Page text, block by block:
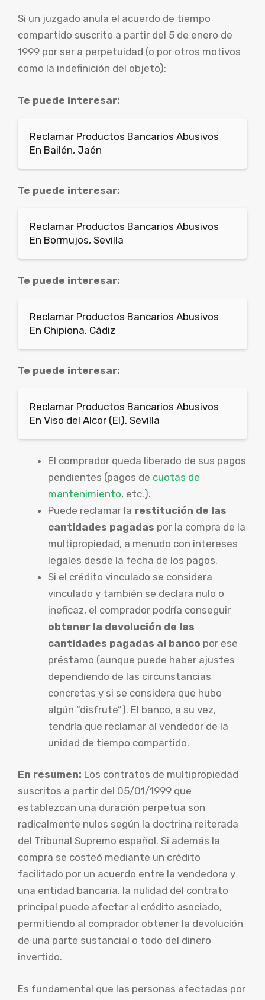
Si un juzgado anula el acuerdo de tiempo
compartido suscrito a partir del 5 de enero de
1999 por ser a perpetuidad (o por otros motivos
como la indefinición del objeto):
Te puede interesar:
Reclamar Productos Bancarios Abusivos
En Bailén, Jaén
Te puede interesar:
Reclamar Productos Bancarios Abusivos
En Bormujos, Sevilla
Te puede interesar:
Reclamar Productos Bancarios Abusivos
En Chipiona, Cádiz
Te puede interesar:
Reclamar Productos Bancarios Abusivos
En Viso del Alcor (El), Sevilla
El comprador queda liberado de sus pagos
pendientes (pagos de cuotas de
mantenimiento, etc.).
Puede reclamar la restitución de las
cantidades pagadas por la compra de la
multipropiedad, a menudo con intereses
legales desde la fecha de los pagos.
Si el crédito vinculado se considera
vinculado y también se declara nulo o
ineficaz, el comprador podría conseguir
obtener la devolución de las
cantidades pagadas al banco por ese
préstamo (aunque puede haber ajustes
dependiendo de las circunstancias
concretas y si se considera que hubo
algún “disfrute”). El banco, a su vez,
tendría que reclamar al vendedor de la
unidad de tiempo compartido.
En resumen: Los contratos de multipropiedad
suscritos a partir del 05/01/1999 que
establezcan una duración perpetua son
radicalmente nulos según la doctrina reiterada
del Tribunal Supremo español. Si además la
compra se costeó mediante un crédito
facilitado por un acuerdo entre la vendedora y
una entidad bancaria, la nulidad del contrato
principal puede afectar al crédito asociado,
permitiendo al comprador obtener la devolución
de una parte sustancial o todo del dinero
invertido.
Es fundamental que las personas afectadas por